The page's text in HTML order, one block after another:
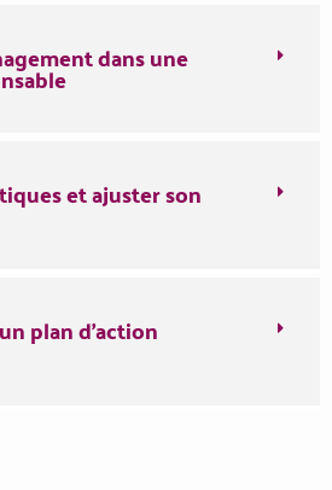
dans une
et ajuster son
plan d'action